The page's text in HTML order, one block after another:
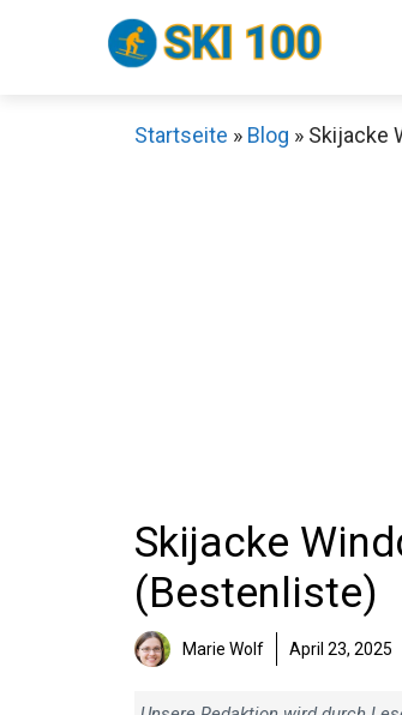
Startseite » Blog » Skijacke
Skijacke
(Bestenliste)
Marie Wolf April 23, 2025